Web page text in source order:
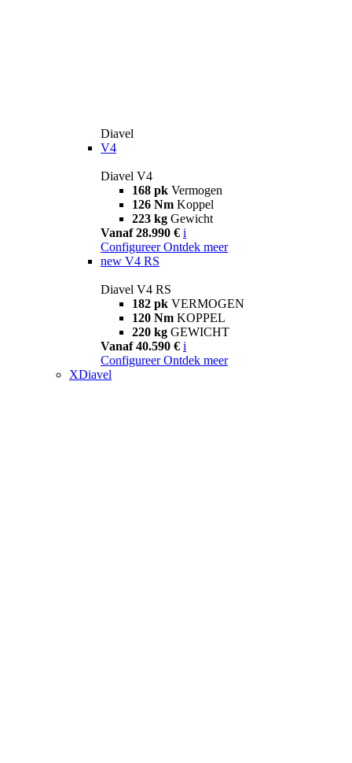
Diavel
V4
Diavel V4
168 pk Vermogen
126 Nm Koppel
223 kg Gewicht
Vanaf 28.990 € i
Configureer Ontdek meer
new V4 RS
Diavel V4 RS
182 pk VERMOGEN
120 Nm KOPPEL
220 kg GEWICHT
Vanaf 40.590 € i
Configureer Ontdek meer
XDiavel